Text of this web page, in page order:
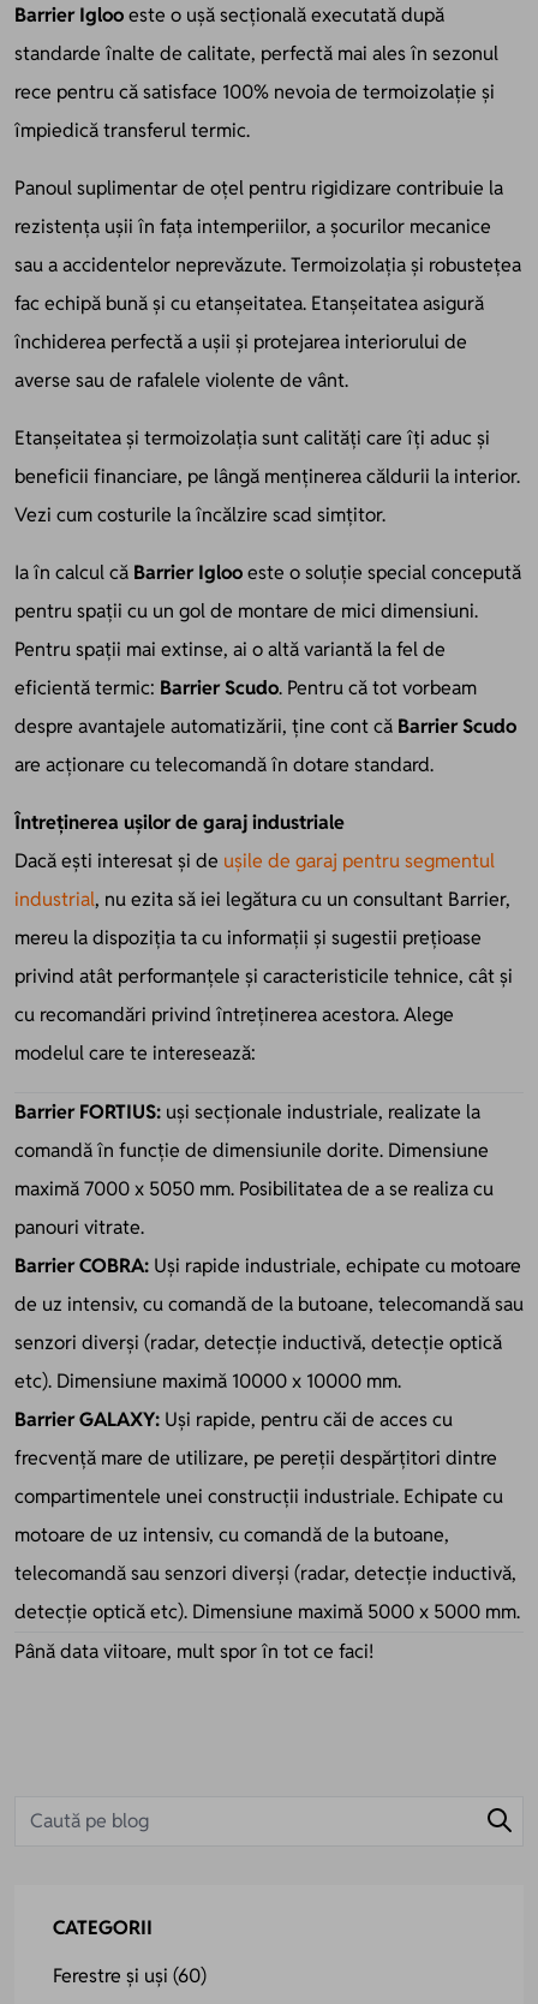
Barrier Iglooeste o ușă secțională executată după
standarde înalte de calitate, perfectă mai ales în sezonul
rece pentru că satisface 100% nevoia de termoizolație și
împiedică transferul termic.
Panoul suplimentar de oțel pentru rigidizare contribuie la
rezistența ușii în fața intemperiilor, a șocurilor mecanice
sau a accidentelor neprevăzute. Termoizolația și robustețea
fac echipă bună și cu etanșeitatea. Etanșeitateaasigură
închiderea perfectă a ușii și protejarea interiorului de
averse sau de rafalele violente de vânt.
Etanșeitatea și termoizolația sunt calități care îți aduc și
beneficii financiare, pe lângă menținerea căldurii la interior.
Vezi cum costurile la încălzire scad simțitor.
Ia în calcul că Barrier Iglooeste o soluție special concepută
pentru spații cu un gol de montare de mici dimensiuni.
Pentru spații mai extinse, ai o altă variantă la fel de
eficientă termic: Barrier Scudo. Pentru că tot vorbeam
despre avantajele automatizării, ține cont că Barrier Scudo
are acționare cu telecomandă în dotare standard.
Întreținerea ușilor de garaj industriale
Dacă ești interesat și de ușile de garaj pentru segmentul
industrial, nu ezita să iei legătura cu un consultant Barrier,
mereu la dispoziția ta cu informații și sugestii prețioase
privind atât performanțele și caracteristicile tehnice, cât și
cu recomandări privind întreținerea acestora. Alege
modelul care te interesează:
Barrier FORTIUS: uși secționale industriale, realizate la
comandă în funcție de dimensiunile dorite. Dimensiune
maximă 7000 x 5050 mm. Posibilitatea de a se realiza cu
panouri vitrate.
Barrier COBRA: Uși rapide industriale, echipate cu motoare
de uz intensiv, cu comandă de la butoane, telecomandă sau
senzori diverși (radar, detecţie inductivă, detecţie optică
etc). Dimensiune maximă 10000 x 10000 mm.
Barrier GALAXY: Uși rapide, pentru căi de acces cu
frecvență mare de utilizare, pe pereții despărțitori dintre
compartimentele unei construcții industriale. Echipate cu
motoare de uz intensiv, cu comandă de la butoane,
telecomandă sau senzori diverși (radar, detecţie inductivă,
detecţie optică etc). Dimensiune maximă 5000 x 5000 mm.
Până data viitoare, mult spor în tot ce faci!
CATEGORII
Ferestre și uși (60)